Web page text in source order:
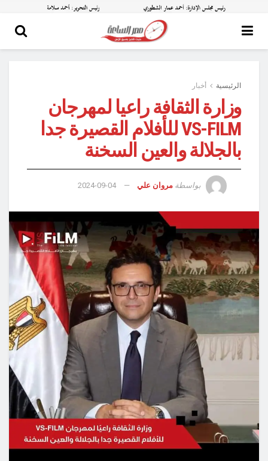
الرئيسية أخبار
وزارة الثقافة راعيا لمهرجان
VS-FILM للأفلام القصيرة جدا
بالجلالة والعين السخنة
بواسطة مروان علي 2024-09-04